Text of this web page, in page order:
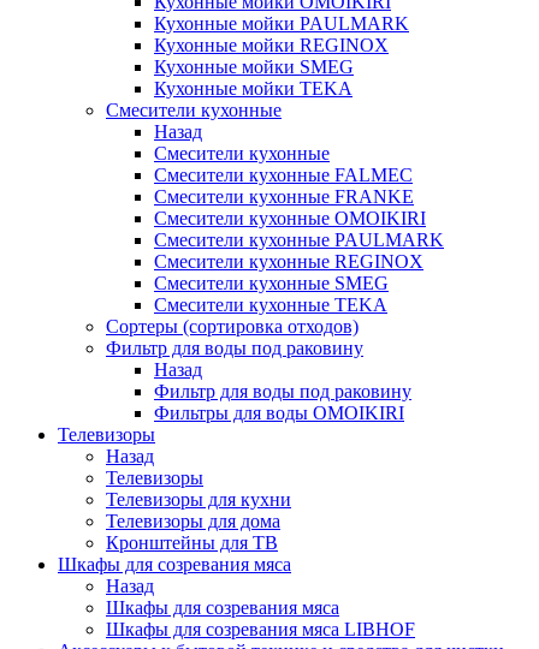
Кухонные мойки PAULMARK
Кухонные мойки REGINOX
Кухонные мойки SMEG
Кухонные мойки TEKA
Смесители кухонные
Назад
Смесители кухонные
Смесители кухонные FALMEC
Смесители кухонные FRANKE
Смесители кухонные OMOIKIRI
Смесители кухонные PAULMARK
Смесители кухонные REGINOX
Смесители кухонные SMEG
Смесители кухонные TEKA
Сортеры (сортировка отходов)
Фильтр для воды под раковину
Назад
Фильтр для воды под раковину
Фильтры для воды OMOIKIRI
Телевизоры
Назад
Телевизоры
Телевизоры для кухни
Телевизоры для дома
Кронштейны для ТВ
Шкафы для созревания мяса
Назад
Шкафы для созревания мяса
Шкафы для созревания мяса LIBHOF